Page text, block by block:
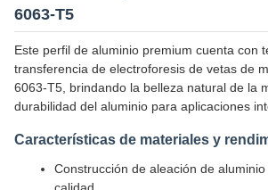
6063-T5
Este perfil de aluminio premium cuenta con
transferencia de electroforesis de vetas de
6063-T5, brindando la belleza natural de la
durabilidad del aluminio para aplicaciones
Características de materiales y
Construcción de aleación de